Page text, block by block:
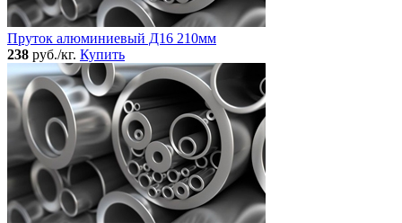
Пруток алюминиевый Д16 210мм
238 руб./кг. Купить